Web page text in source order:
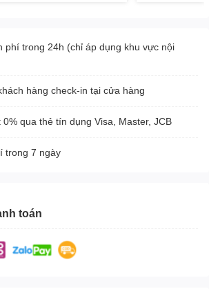
phí trong 24h (chỉ áp dụng khu vực nội
hàng check-in tại cửa hàng
qua thẻ tín dụng Visa, Master, JCB
trong 7 ngày
toán